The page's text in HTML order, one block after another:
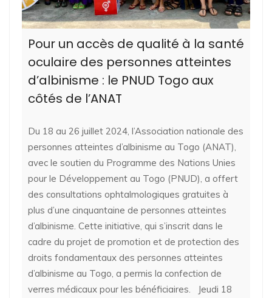
Pour un accès de qualité à la santé
oculaire des personnes atteintes
d’albinisme : le PNUD Togo aux
côtés de l’ANAT
Du 18 au 26 juillet 2024, l’Association nationale des
personnes atteintes d’albinisme au Togo (ANAT),
avec le soutien du Programme des Nations Unies
pour le Développement au Togo (PNUD), a offert
des consultations ophtalmologiques gratuites à
plus d’une cinquantaine de personnes atteintes
d’albinisme. Cette initiative, qui s’inscrit dans le
cadre du projet de promotion et de protection des
droits fondamentaux des personnes atteintes
d’albinisme au Togo, a permis la confection de
verres médicaux pour les bénéficiaires. Jeudi 18